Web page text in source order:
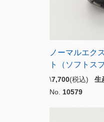
ノーマルエク
ト（ソフトス
\7,700(税込) 生
No. 10579